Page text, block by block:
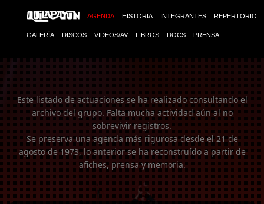
AGENDA HISTORIA INTEGRANTES REPERTORIO
GALERÍA DISCOS VIDEOS/AV LIBROS DOCS PRENSA
Imagen 01
Este listado de actuaciones se ha realizado consultando el
archivo del grupo. Falta mucha actividad aún al no
sobrevivir registros.
Se preserva una agenda más rigurosa desde el 21 de
agosto de 1973, lo anterior se ha reconstruído a partir de
afiches, prensa y memoria.